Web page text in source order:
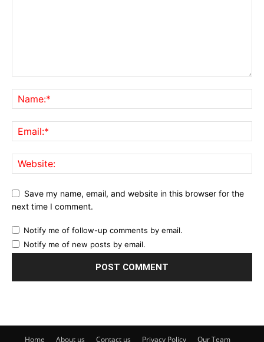
Save my name, email, and website in this browser for the
next time I comment.
Notify me of follow-up comments by email.
Notify me of new posts by email.
Home About us Contact us Privacy Policy Our Team